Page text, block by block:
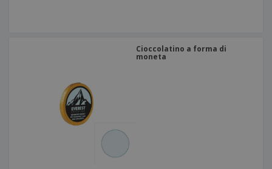
Cioccolatino a forma di
moneta